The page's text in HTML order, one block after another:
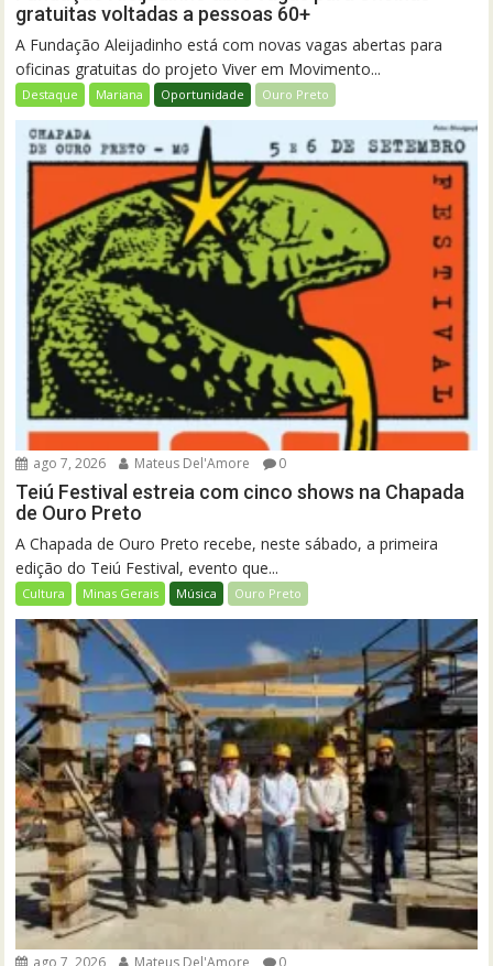
gratuitas voltadas a pessoas 60+
A Fundação Aleijadinho está com novas vagas abertas para
oficinas gratuitas do projeto Viver em Movimento...
Destaque Mariana Oportunidade Ouro Preto
ago 7, 2026 Mateus Del'Amore 0
Teiú Festival estreia com cinco shows na Chapada
de Ouro Preto
A Chapada de Ouro Preto recebe, neste sábado, a primeira
edição do Teiú Festival, evento que...
Cultura Minas Gerais Música Ouro Preto